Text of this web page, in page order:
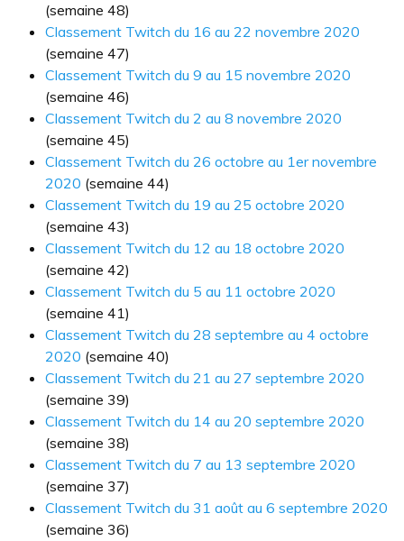
(semaine 48)
Classement Twitch du 16 au 22 novembre 2020
(semaine 47)
Classement Twitch du 9 au 15 novembre 2020
(semaine 46)
Classement Twitch du 2 au 8 novembre 2020
(semaine 45)
Classement Twitch du 26 octobre au 1er novembre
2020 (semaine 44)
Classement Twitch du 19 au 25 octobre 2020
(semaine 43)
Classement Twitch du 12 au 18 octobre 2020
(semaine 42)
Classement Twitch du 5 au 11 octobre 2020
(semaine 41)
Classement Twitch du 28 septembre au 4 octobre
2020 (semaine 40)
Classement Twitch du 21 au 27 septembre 2020
(semaine 39)
Classement Twitch du 14 au 20 septembre 2020
(semaine 38)
Classement Twitch du 7 au 13 septembre 2020
(semaine 37)
Classement Twitch du 31 août au 6 septembre 2020
(semaine 36)